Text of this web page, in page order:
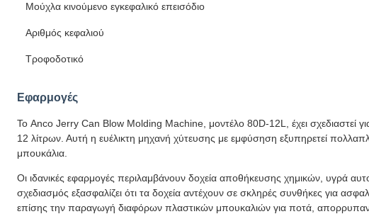
Μούχλα κινούμενο εγκεφαλικό επεισόδιο
Αριθμός κεφαλιού
Τροφοδοτικό
Εφαρμογές
Το Anco Jerry Can Blow Molding Machine, μοντέλο 80D-12L, έχει σχεδιαστεί
12 λίτρων. Αυτή η ευέλικτη μηχανή χύτευσης με εμφύσηση εξυπηρετεί
μπουκάλια.
Οι ιδανικές εφαρμογές περιλαμβάνουν δοχεία αποθήκευσης χημικών, υγρά
σχεδιασμός εξασφαλίζει ότι τα δοχεία αντέχουν σε σκληρές συνθήκες για
επίσης την παραγωγή διαφόρων πλαστικών μπουκαλιών για ποτά,